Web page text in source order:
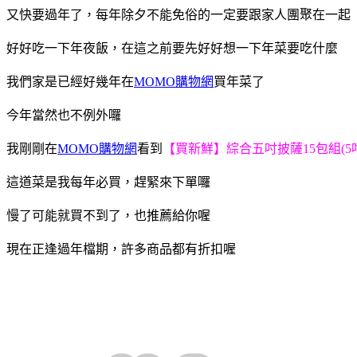
又快要過年了，每年除夕不能免俗的一定要跟家人團聚在一起
好好吃一下年夜飯，在這之前要先好好想一下年菜要吃什麼
我們家是已經好幾年在MOMO購物網買年菜了
今年當然也不例外囉
我剛剛在MOMO購物網看到 【買新鮮】綜合五吋披薩15包組(5
這道菜是我每年必買，趕緊來下單囉
慢了可能就買不到了，也推薦給你喔
現在正逢過年檔期，許多商品都有折扣喔